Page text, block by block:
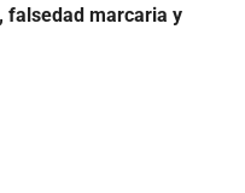
falsedad marcaria y